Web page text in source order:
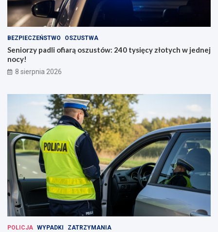
BEZPIECZEŃSTWO OSZUSTWA
Seniorzy padli ofiarą oszustów: 240 tysięcy złotych w jednej
nocy!
8 sierpnia 2026
POLICJA WYPADKI ZATRZYMANIA